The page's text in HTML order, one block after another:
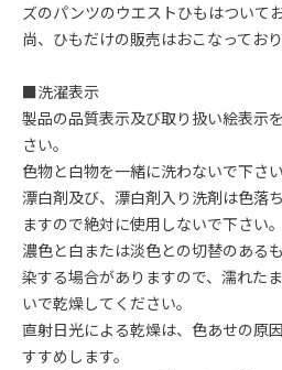
ズのパンツのウエストひもはついて
尚、ひもだけの販売はおこなってお
■洗濯表示
製品の品質表示及び取り扱い絵表示
さい。
色物と白物を一緒に洗わないで下さい
漂白剤及び、漂白剤入り洗剤は色落
ますので絶対に使用しないで下さい。
濃色と白または淡色との切替のある
染する場合がありますので、濡れた
いで乾燥してください。
直射日光による乾燥は、色あせの原
すすめします。